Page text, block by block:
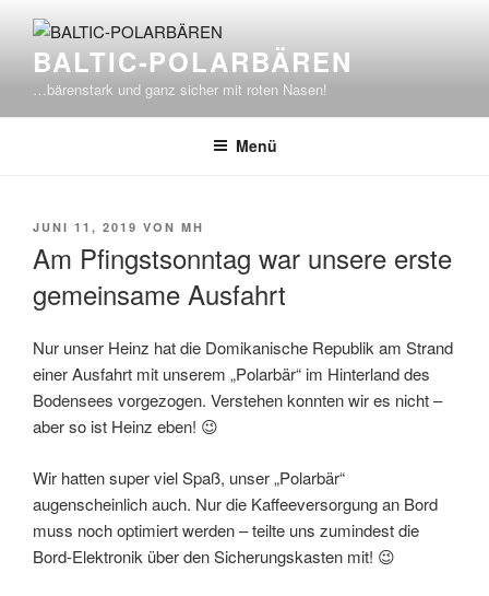
Inhalt
springenBALTIC-POLARBÄREN
…bärenstark und ganz sicher mit roten Nasen!
Menü
VERÖFFENTLICHT
JUNI 11, 2019 VON MH
Am Pfingstsonntag war unsere erste
gemeinsame Ausfahrt
Nur unser Heinz hat die Domikanische Republik am Strand
einer Ausfahrt mit unserem „Polarbär“ im Hinterland des
Bodensees vorgezogen. Verstehen konnten wir es nicht –
aber so ist Heinz eben! 😉
Wir hatten super viel Spaß, unser „Polarbär“
augenscheinlich auch. Nur die Kaffeeversorgung an Bord
muss noch optimiert werden – teilte uns zumindest die
Bord-Elektronik über den Sicherungskasten mit! 😉